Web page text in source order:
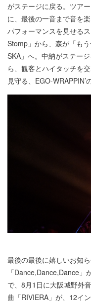
がステージに戻る。ツア
に、最後の一音まで音を
パフォーマンスを見せる
Stomp」から、森が「も
SKA」へ。中納がステー
ら、観客とハイタッチを
見守る、EGO-WRAPPIN’
最後の最後に嬉しいお知
「Dance,Dance,Dance
で、8月1日に大阪城野外
曲「RIVIERA」が、12イ